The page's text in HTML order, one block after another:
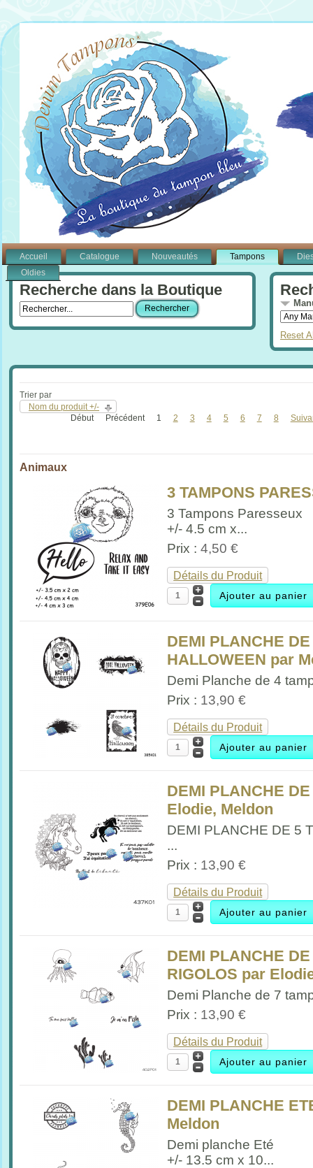
Accueil Catalogue Nouveautés Tampons
Oldies
Recherche dans la Boutique
Reset
Trier par
Nom du produit +/-
Début
Précédent 1 2 3 4 5 6 7 8
Animaux
3 TAMPONS
3 Tampons Paresseux
+/- 4.5 cm x...
Prix :4,50 €
Détails du Produit
DEMI PLANCHE
HALLOWEEN par
Demi Planche de 4
Prix : 13,90 €
Détails du Produit
DEMI PLANCHE
Elodie, Meldon
DEMI PLANCHE DE 5
...
Prix : 13,90 €
Détails du Produit
DEMI PLANCHE
RIGOLOS par
Demi Planche de 7
Prix : 13,90 €
Détails du Produit
DEMI PLANCHE
Meldon
Demi planche Eté
+/- 13.5 cm x 10...